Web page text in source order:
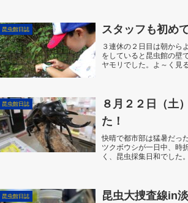
昆虫館日誌 スタッフも初め
３連休の２日目は朝から
をしていると昆虫館の壁
ヤモリでした。よ～く見
昆虫館日誌
８月２２日（土
た！
快晴で都市部は猛暑だっ
ツクボウシが一日中、時
く、昆虫採集日和でした
昆虫館日誌 昆虫大捜査線in